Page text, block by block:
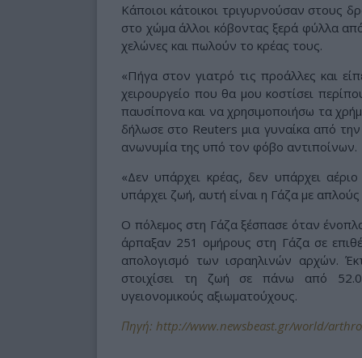
Κάποιοι κάτοικοι τριγυρνούσαν στους
στο χώμα άλλοι κόβοντας ξερά φύλλα
χελώνες και πωλούν το κρέας τους.
«Πήγα στον γιατρό τις προάλλες και
χειρουργείο που θα μου κοστίσει
παυσίπονα και να χρησιμοποιήσω τα
δήλωσε στο Reuters μια γυναίκα από
ανωνυμία της υπό τον φόβο αντιποίνων.
«Δεν υπάρχει κρέας, δεν υπάρχει
υπάρχει ζωή, αυτή είναι η Γάζα με
Ο πόλεμος στη Γάζα ξέσπασε όταν
άρπαξαν 251 ομήρους στη Γάζα σε
απολογισμό των ισραηλινών αρχών.
στοιχίσει τη ζωή σε πάνω από
υγειονομικούς αξιωματούχους.
Πηγή: http://www.newsbeast.gr/world/